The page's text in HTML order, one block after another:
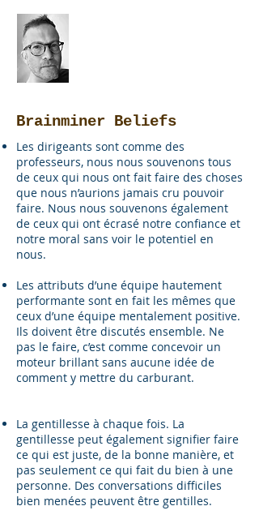
Brainminer Beliefs
Les dirigeants sont comme des
professeurs, nous nous souvenons tous
de ceux qui nous ont fait faire des choses
que nous n’aurions jamais cru pouvoir
faire. Nous nous souvenons également
de ceux qui ont écrasé notre confiance et
notre moral sans voir le potentiel en
nous.
Les attributs d’une équipe hautement
performante sont en fait les mêmes que
ceux d’une équipe mentalement positive.
Ils doivent être discutés ensemble. Ne
pas le faire, c’est comme concevoir un
moteur brillant sans aucune idée de
comment y mettre du carburant.
La gentillesse à chaque fois. La
gentillesse peut également signifier faire
ce qui est juste, de la bonne manière, et
pas seulement ce qui fait du bien à une
personne. Des conversations difficiles
bien menées peuvent être gentilles.